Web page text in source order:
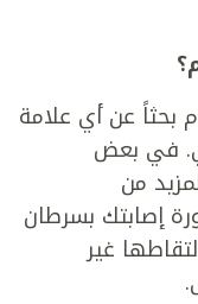
بحثاً عن أي علامة
في بعض
من
إصابتك بسرطان
غير